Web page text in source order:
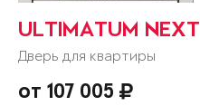
ULTIMATUM NEXT
Дверь для квартиры
от 107 005